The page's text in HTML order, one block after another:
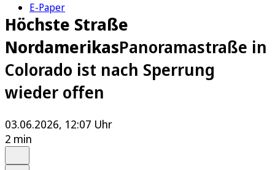
E-Paper
Höchste Straße
NordamerikasPanoramastraße in
Colorado ist nach Sperrung
wieder offen
03.06.2026, 12:07 Uhr
2 min